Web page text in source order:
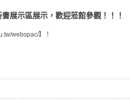
展示區展示，歡迎蒞館參觀！！！
webopac/】！